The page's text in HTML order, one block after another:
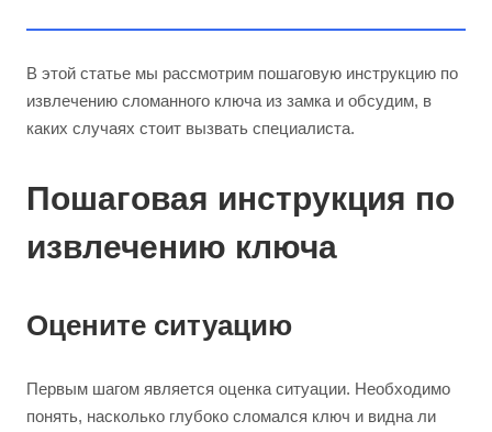
В этой статье мы рассмотрим пошаговую инструкцию по
извлечению сломанного ключа из замка и обсудим, в
каких случаях стоит вызвать специалиста.
Пошаговая инструкция по
извлечению ключа
Оцените ситуацию
Первым шагом является оценка ситуации. Необходимо
понять, насколько глубоко сломался ключ и видна ли